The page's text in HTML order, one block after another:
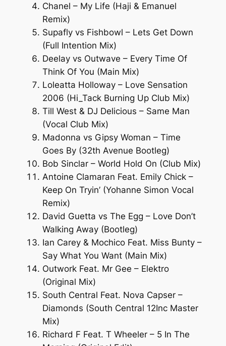
Chanel – My Life (Haji & Emanuel
Remix)
Supafly vs Fishbowl – Lets Get Down
(Full Intention Mix)
Deelay vs Outwave – Every Time Of
Think Of You (Main Mix)
Loleatta Holloway – Love Sensation
2006 (Hi_Tack Burning Up Club Mix)
Till West & DJ Delicious – Same Man
(Vocal Club Mix)
Madonna vs Gipsy Woman – Time
Goes By (32th Avenue Bootleg)
Bob Sinclar – World Hold On (Club Mix)
Antoine Clamaran Feat. Emily Chick –
Keep On Tryin’ (Yohanne Simon Vocal
Remix)
David Guetta vs The Egg – Love Don’t
Walking Away (Bootleg)
Ian Carey & Mochico Feat. Miss Bunty –
Say What You Want (Main Mix)
Outwork Feat. Mr Gee – Elektro
(Original Mix)
South Central Feat. Nova Capser –
Diamonds (South Central 12Inc Master
Mix)
Richard F Feat. T Wheeler – 5 In The